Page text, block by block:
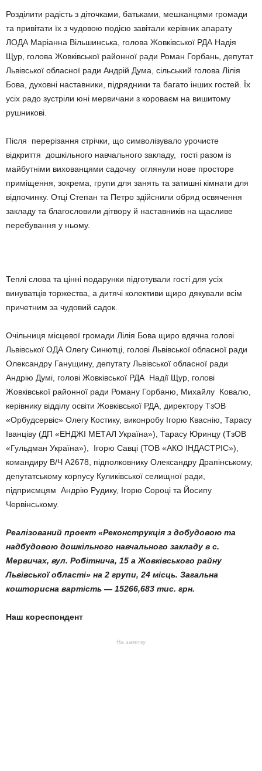
Розділити радість з діточками, батьками, мешканцями громади
та привітати їх з чудовою подією завітали керівник апарату
ЛОДА Маріанна Вільшинська, голова Жовківської РДА Надія
Щур, голова Жовківської районної ради Роман Горбань, депутат
Львівської обласної ради Андрій Дума, сільський голова Лілія
Бова, духовні наставники, підрядники та багато інших гостей. Їх
усіх радо зустріли юні мервичани з короваєм на вишитому
рушникові.
Після перерізання стрічки, що символізувало урочисте
відкриття дошкільного навчального закладу, гості разом із
майбутніми вихованцями садочку оглянули нове просторе
приміщення, зокрема, групи для занять та затишні кімнати для
відпочинку. Отці Степан та Петро здійснили обряд освячення
закладу та благословили дітвору й наставників на щасливе
перебування у ньому.
Теплі слова та цінні подарунки підготували гості для усіх
винуватців торжества, а дитячі колективи щиро дякували всім
причетним за чудовий садок.
Очільниця місцевої громади Лілія Бова щиро вдячна голові
Львівської ОДА Олегу Синютці, голові Львівської обласної ради
Олександру Ганущину, депутату Львівської обласної ради
Андрію Думі, голові Жовківської РДА Надії Щур, голові
Жовківської районної ради Роману Горбаню, Михайлу Ковалю,
керівнику відділу освіти Жовківської РДА, директору ТзОВ
«Орбудсервіс» Олегу Костику, виконробу Ігорю Кваснію, Тарасу
Іванціву (ДП «ЕНДЖІ МЕТАЛ Україна»), Тарасу Юринцу (ТзОВ
«Гульдман Україна»), Ігорю Савці (ТОВ «АКО ІНДАСТРІС»),
командиру В/Ч А2678, підполковнику Олександру Драпінському,
депутатському корпусу Куликівської селищної ради,
підприємцям Андрію Рудику, Ігорю Сороці та Йосипу
Червінському.
Реалізований проект «Реконструкція з добудовою та
надбудовою дошкільного навчального закладу в с.
Мервичах, вул. Робітнича, 15 а Жовківського райну
Львівської області» на 2 групи, 24 місць. Загальна
кошторисна вартість — 15266,683 тис. грн.
Наш кореспондент
На замітку